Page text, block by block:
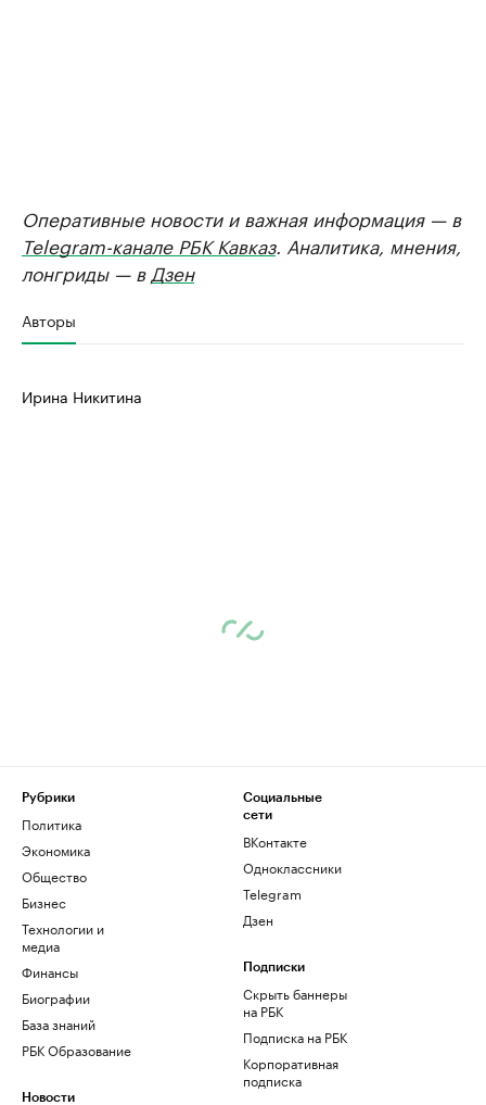
Оперативные новости и важная информация — в
Telegram-канале РБК Кавказ. Аналитика, мнения,
лонгриды — в Дзен
Авторы
Ирина Никитина
Рубрики
Политика
Экономика
Общество
Бизнес
Технологии и
медиа
Финансы
Биографии
База знаний
РБК Образование
Новости
Социальные
сети
ВКонтакте
Одноклассники
Telegram
Дзен
Подписки
Скрыть баннеры
на РБК
Подписка на РБК
Корпоративная
подписка